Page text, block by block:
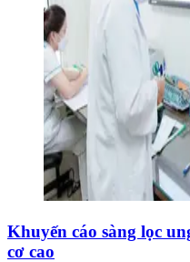
Khuyến cáo sàng lọc
cơ cao